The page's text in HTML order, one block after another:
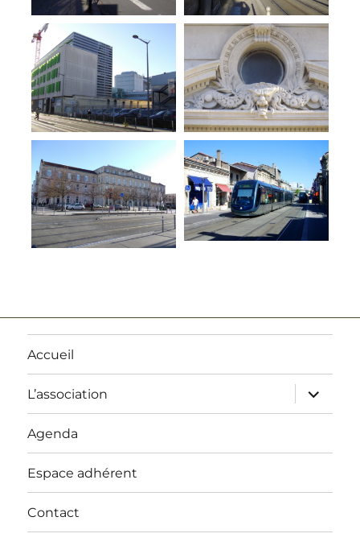
Accueil
L’association
ouvrir
le
sous-
Agenda
Espace adhérent
Contact